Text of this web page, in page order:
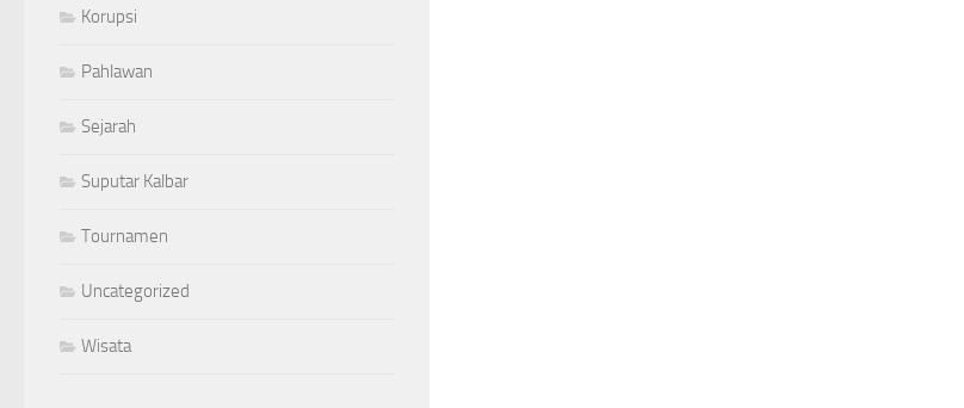
Korupsi
Pahlawan
Sejarah
Suputar Kalbar
Tournamen
Uncategorized
Wisata